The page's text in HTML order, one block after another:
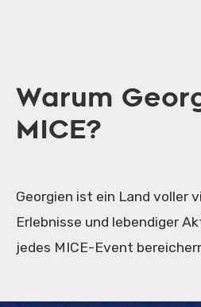
Warum
MICE?
Georgien ist ein Land voller
Erlebnisse und lebendiger
jedes MICE-Event